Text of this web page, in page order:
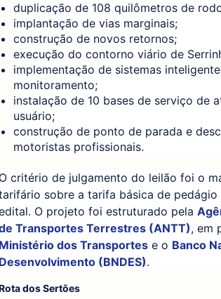
duplicação de 108 quilômetros de
implantação de vias marginais;
construção de novos retornos;
execução do contorno viário de
implementação de sistemas
monitoramento;
instalação de 10 bases de serviço de
usuário;
construção de ponto de parada e
motoristas profissionais.
O critério de julgamento do leilão foi o
sobre a tarifa básica de pedágio
O projeto foi estruturado pela
Transportes Terrestres (ANTT), em
Ministério dos Transportes e o Banco
Desenvolvimento (BNDES).
dos Sertões